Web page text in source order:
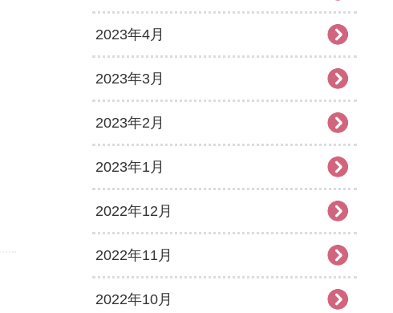
2023年4月
2023年3月
2023年2月
2023年1月
2022年12月
2022年11月
2022年10月